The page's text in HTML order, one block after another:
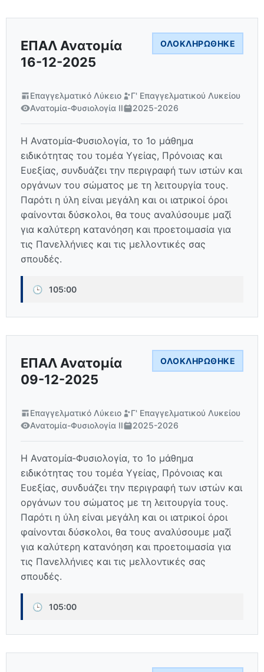
ΕΠΑΛ Ανατομία
16-12-2025
ΟΛΟΚΛΗΡΏΘΗΚΕ
Επαγγελματικό Λύκειο
Γ' Επαγγελματικού Λυκείου
Ανατομία-Φυσιολογία ΙΙ
2025-2026
Η Ανατομία-Φυσιολογία, το 1ο μάθημα
ειδικότητας του τομέα Υγείας, Πρόνοιας και
Ευεξίας, συνδυάζει την περιγραφή των ιστών και
οργάνων του σώματος με τη λειτουργία τους.
Παρότι η ύλη είναι μεγάλη και οι ιατρικοί όροι
φαίνονται δύσκολοι, θα τους αναλύσουμε μαζί
για καλύτερη κατανόηση και προετοιμασία για
τις Πανελλήνιες και τις μελλοντικές σας
σπουδές.
🕒 105:00
ΕΠΑΛ Ανατομία
09-12-2025
ΟΛΟΚΛΗΡΏΘΗΚΕ
Επαγγελματικό Λύκειο
Γ' Επαγγελματικού Λυκείου
Ανατομία-Φυσιολογία ΙΙ
2025-2026
Η Ανατομία-Φυσιολογία, το 1ο μάθημα
ειδικότητας του τομέα Υγείας, Πρόνοιας και
Ευεξίας, συνδυάζει την περιγραφή των ιστών και
οργάνων του σώματος με τη λειτουργία τους.
Παρότι η ύλη είναι μεγάλη και οι ιατρικοί όροι
φαίνονται δύσκολοι, θα τους αναλύσουμε μαζί
για καλύτερη κατανόηση και προετοιμασία για
τις Πανελλήνιες και τις μελλοντικές σας
σπουδές.
🕒 105:00